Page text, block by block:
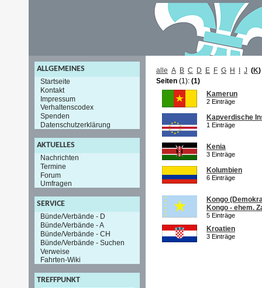
ALLGEMEINES
Startseite
Kontakt
Impressum
Verhaltenscodex
Spenden
Datenschutzerklärung
AKTUELLES
Nachrichten
Termine
Forum
Umfragen
SERVICE
Bünde/Verbände - D
Bünde/Verbände - A
Bünde/Verbände - CH
Bünde/Verbände - Suchen
Verweise
Fahrten-Wiki
TREFFPUNKT
alle A B C D E F G H J (K)
Seiten (1): (1)
Kamerun
2 Einträge
Kapverdische
1 Einträge
Kenia
3 Einträge
Kolumbien
6 Einträge
Kongo
Kongo - ehem.
5 Einträge
Kroatien
3 Einträge